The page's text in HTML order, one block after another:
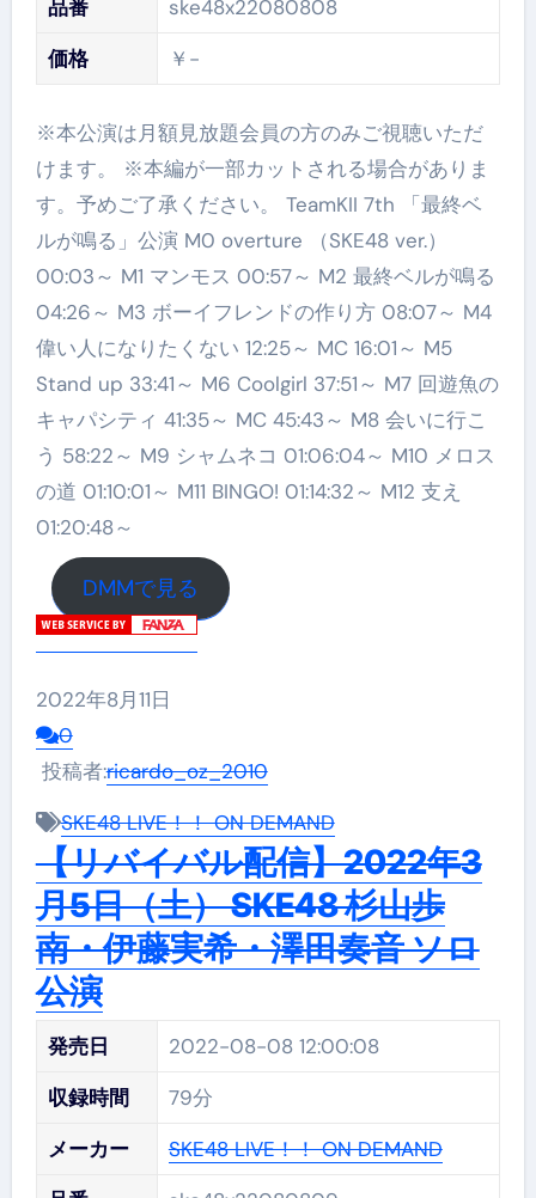
品番
ske48x22080808
価格
￥-
※本公演は月額見放題会員の方のみご視聴いただ
けます。 ※本編が一部カットされる場合がありま
す。予めご了承ください。 TeamKII 7th 「最終ベ
ルが鳴る」公演 M0 overture （SKE48 ver.）
00:03～ M1 マンモス 00:57～ M2 最終ベルが鳴る
04:26～ M3 ボーイフレンドの作り方 08:07～ M4
偉い人になりたくない 12:25～ MC 16:01～ M5
Stand up 33:41～ M6 Coolgirl 37:51～ M7 回遊魚の
キャパシティ 41:35～ MC 45:43～ M8 会いに行こ
う 58:22～ M9 シャムネコ 01:06:04～ M10 メロス
の道 01:10:01～ M11 BINGO! 01:14:32～ M12 支え
01:20:48～
DMMで見る
2022年8月11日
0
投稿者:ricardo_oz_2010
SKE48 LIVE！！ ON DEMAND
【リバイバル配信】2022年3
月5日（土） SKE48 杉山歩
南・伊藤実希・澤田奏音 ソロ
公演
発売日
2022-08-08 12:00:08
収録時間
79分
メーカー
SKE48 LIVE！！ ON DEMAND